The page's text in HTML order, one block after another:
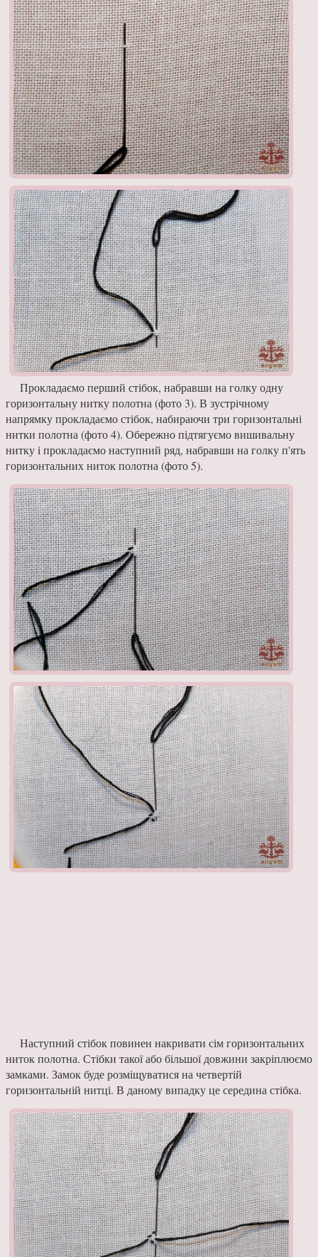
Прокладаємо перший стібок, набравши на голку одну
горизонтальну нитку полотна (фото 3). В зустрічному
напрямку прокладаємо стібок, набираючи три горизонтальні
нитки полотна (фото 4). Обережно підтягуємо вишивальну
нитку і прокладаємо наступний ряд, набравши на голку п'ять
горизонтальних ниток полотна (фото 5).
Наступний стібок повинен накривати сім горизонтальних
ниток полотна. Стібки такої або більшої довжини закріплюємо
замками. Замок буде розміщуватися на четвертій
горизонтальній нитці. В даному випадку це середина стібка.